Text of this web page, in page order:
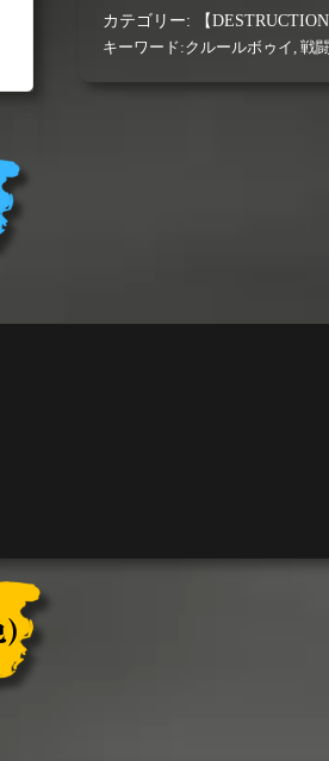
ク
ル
ー
カテゴリー: 【
キーワード:クルールボゥイ,戦
)